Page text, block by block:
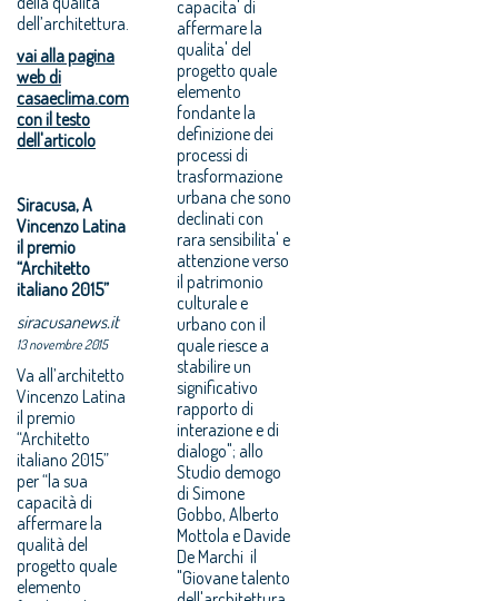
dell’architettura.
vai alla pagina
web di
casaeclima.com
con il testo
dell'articolo
Siracusa, A
Vincenzo Latina
il premio
“Architetto
italiano 2015”
siracusanews.it
13 novembre 2015
Va all’architetto
Vincenzo Latina
il premio
“Architetto
italiano 2015”
per “la sua
capacità di
affermare la
qualità del
progetto quale
elemento
capacita' di
affermare la
qualita' del
progetto quale
elemento
fondante la
definizione dei
processi di
trasformazione
urbana che sono
declinati con
rara sensibilita' e
attenzione verso
il patrimonio
culturale e
urbano con il
quale riesce a
stabilire un
significativo
rapporto di
interazione e di
dialogo"; allo
Studio demogo
di Simone
Gobbo, Alberto
Mottola e Davide
De Marchi il
"Giovane talento